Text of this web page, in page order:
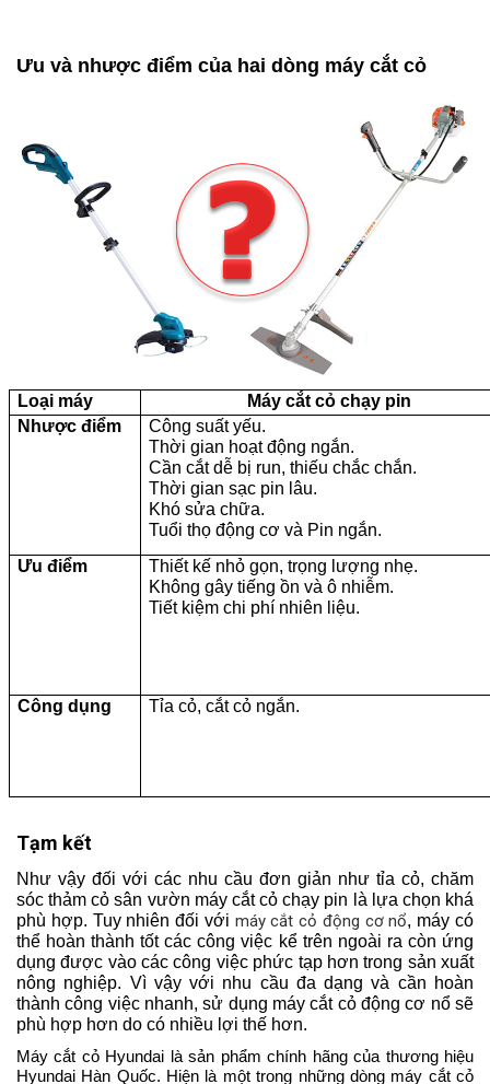
Ưu và nhược điểm của hai dòng máy cắt cỏ
Loại máy
Máy cắt cỏ chạy pin
Nhược điểm
Công suất yếu.
Thời gian hoạt động ngắn.
Cần cắt dễ bị run, thiếu chắc chắn.
Thời gian sạc pin lâu.
Khó sửa chữa.
Tuổi thọ động cơ và Pin ngắn.
Ưu điểm
Thiết kế nhỏ gọn, trọng lượng nhẹ.
Không gây tiếng ồn và ô nhiễm.
Tiết kiệm chi phí nhiên liệu.
Công dụng Tỉa cỏ, cắt cỏ ngắn.
Tạm kết
Như vậy đối với các nhu cầu đơn giản như tỉa cỏ, chăm
sóc thảm cỏ sân vườn máy cắt cỏ chạy pin là lựa chọn khá
phù hợp. Tuy nhiên đối với máy cắt cỏ động cơ nổ, máy có
thể hoàn thành tốt các công việc kể trên ngoài ra còn ứng
dụng được vào các công việc phức tạp hơn trong sản xuất
nông nghiệp. Vì vậy với nhu cầu đa dạng và cần hoàn
thành công việc nhanh, sử dụng máy cắt cỏ động cơ nổ sẽ
phù hợp hơn do có nhiều lợi thế hơn.
Máy cắt cỏ Hyundai là sản phẩm chính hãng của thương hiệu
Hyundai Hàn Quốc. Hiện là một trong những dòng máy cắt cỏ